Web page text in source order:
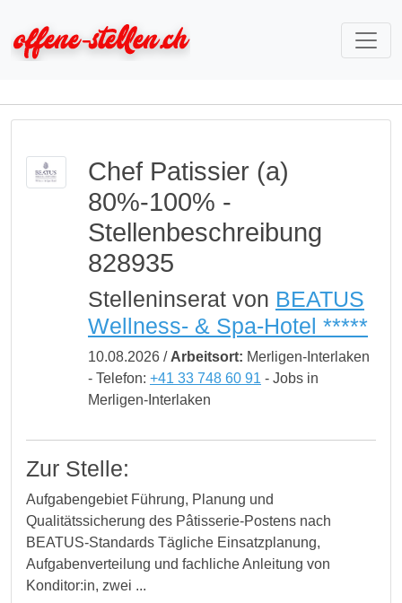
Chef Patissier (a)
80%-100% -
Stellenbeschreibung
828935
Stelleninserat von BEATUS
Wellness- & Spa-Hotel *****
10.08.2026 / Arbeitsort: Merligen-Interlaken
- Telefon: +41 33 748 60 91 - Jobs in
Merligen-Interlaken
Zur Stelle:
Aufgabengebiet Führung, Planung und
Qualitätssicherung des Pâtisserie-Postens nach
BEATUS-Standards Tägliche Einsatzplanung,
Aufgabenverteilung und fachliche Anleitung von
Konditor:in, zwei ...